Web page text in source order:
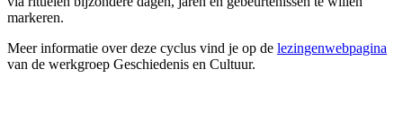
markeren.
Meer informatie over deze cyclus vind je op de lezingenwebpagina
van de werkgroep Geschiedenis en Cultuur.